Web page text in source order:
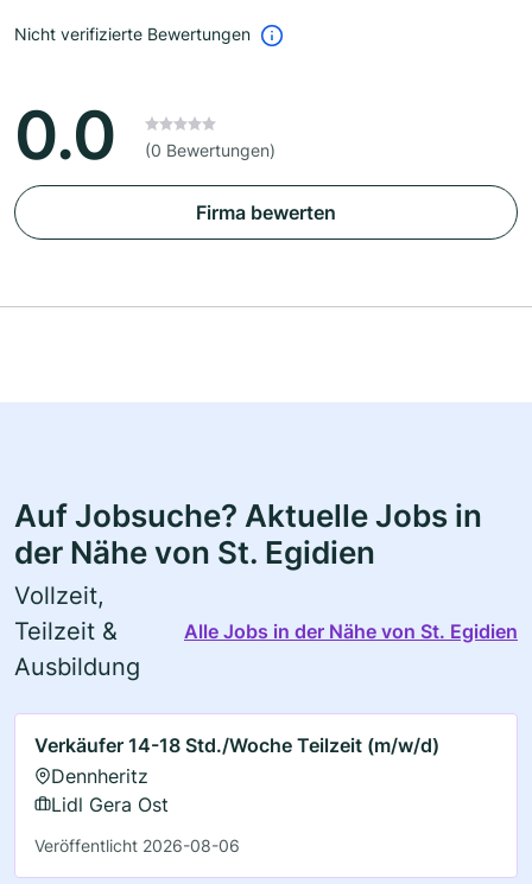
Nicht verifizierte Bewertungen
0.0 (0 Bewertungen)
Firma bewerten
Auf Jobsuche? Aktuelle Jobs in
der Nähe von St. Egidien
Vollzeit,
Teilzeit &
Ausbildung
Alle Jobs in der Nähe von St. Egidien
Verkäufer 14-18 Std./Woche Teilzeit (m/w/d)
Dennheritz
Lidl Gera Ost
Veröffentlicht 2026-08-06